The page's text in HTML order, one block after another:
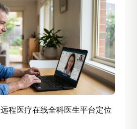
程医疗在线全科医生平台定位